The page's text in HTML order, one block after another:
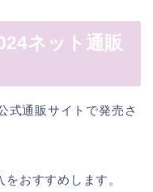
ネット通販
式通販サイトで発売さ
おすすめします。